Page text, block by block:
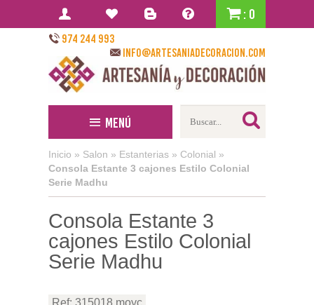
: 0
974 244 993
info@artesaniadecoracion.com
Menú
Inicio » Salon » Estanterias » Colonial »
Consola Estante 3 cajones Estilo Colonial
Serie Madhu
Consola Estante 3
cajones Estilo Colonial
Serie Madhu
Ref: 315018 moyc